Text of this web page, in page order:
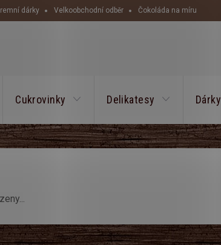
dárky Velkoobchodní odběr Čokoláda na míru
Cukrovinky Delikatesy Dárky